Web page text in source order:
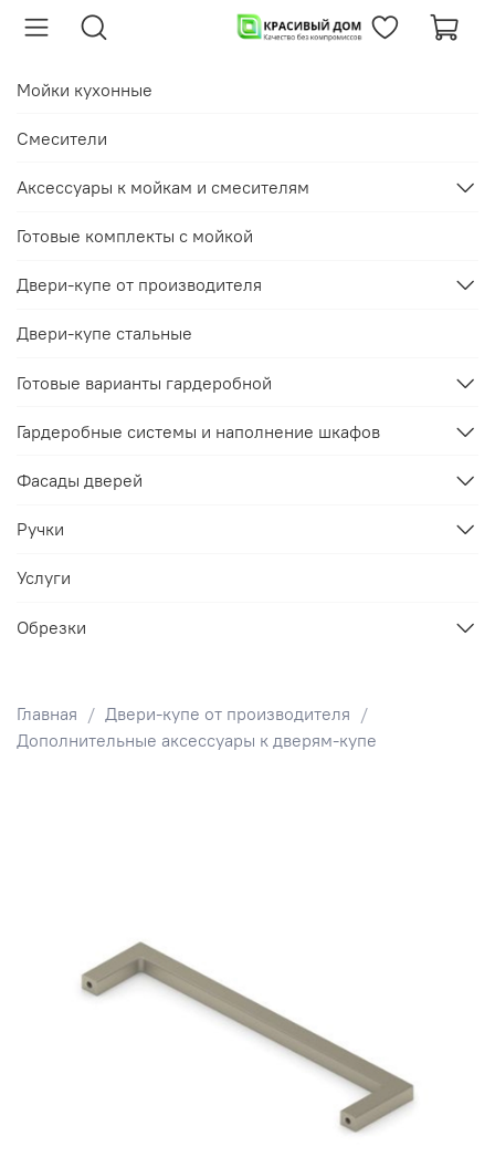
Главная
Двери-купе от производителя
Дополнительные аксессуары к дверям-купе
Мойки кухонные
Смесители
Аксессуары к мойкам и смесителям
Готовые комплекты с мойкой
Двери-купе от производителя
Двери-купе стальные
Готовые варианты гардеробной
Гардеробные системы и наполнение шкафов
Фасады дверей
Ручки
Услуги
Обрезки